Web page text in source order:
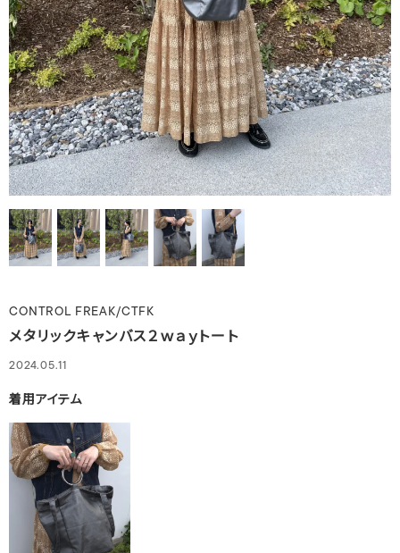
CONTROL FREAK/CTFK
メタリックキャンバス２ｗａｙトート
2024.05.11
着用アイテム